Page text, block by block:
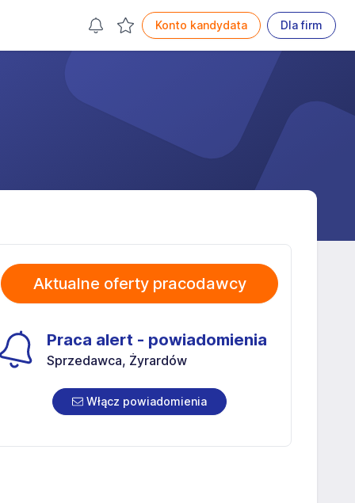
Konto kandydata Dla firm
Aktualne oferty pracodawcy
Praca alert - powiadomienia
Sprzedawca, Żyrardów
Włącz powiadomienia